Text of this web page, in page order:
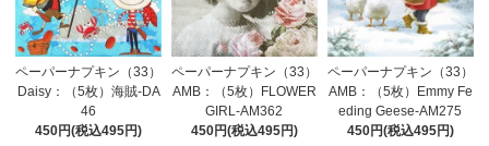
ペーパーナプキン（33）
Daisy：（5枚）海賊-DA
46
450円(税込495円)
ペーパーナプキン（33）
AMB：（5枚）FLOWER
GIRL-AM362
450円(税込495円)
ペーパーナプキン（33）
AMB：（5枚）Emmy Fe
eding Geese-AM275
450円(税込495円)